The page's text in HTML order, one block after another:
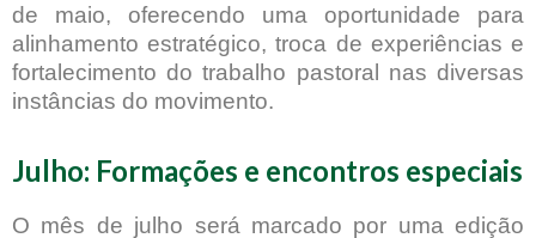
de maio, oferecendo uma oportunidade para
alinhamento estratégico, troca de experiências e
fortalecimento do trabalho pastoral nas diversas
instâncias do movimento.
Julho: Formações e encontros especiais
O mês de julho será marcado por uma edição